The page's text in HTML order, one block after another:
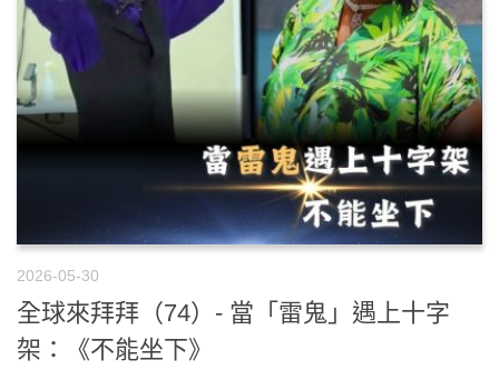
2026-05-30
全球來拜拜（74）- 當「雷鬼」遇上十字
架：《不能坐下》